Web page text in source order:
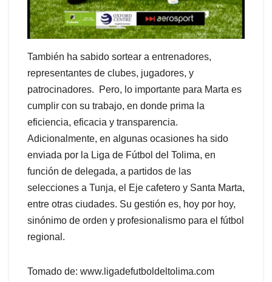
También ha sabido sortear a entrenadores,
representantes de clubes, jugadores, y
patrocinadores. Pero, lo importante para Marta es
cumplir con su trabajo, en donde prima la
eficiencia, eficacia y transparencia.
Adicionalmente, en algunas ocasiones ha sido
enviada por la Liga de Fútbol del Tolima, en
función de delegada, a partidos de las
selecciones a Tunja, el Eje cafetero y Santa Marta,
entre otras ciudades. Su gestión es, hoy por hoy,
sinónimo de orden y profesionalismo para el fútbol
regional.
Tomado de: www.ligadefutboldeltolima.com